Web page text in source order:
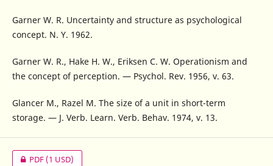
Garner W. R. Uncertainty and structure as psychological
concept. N. Y. 1962.
Garner W. R., Hake H. W., Eriksen C. W. Operationism and
the concept of perception. — Psychol. Rev. 1956, v. 63.
Glancer M., Razel M. The size of a unit in short-term
storage. — J. Verb. Learn. Verb. Behav. 1974, v. 13.
PDF(1 USD)